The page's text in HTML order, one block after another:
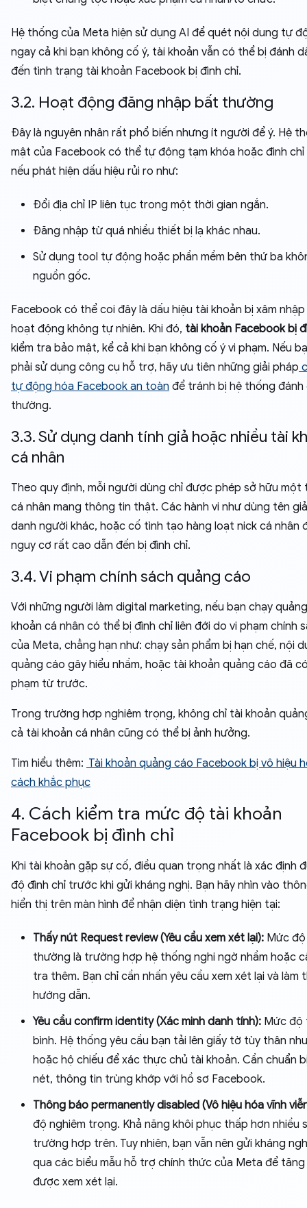
Hệ thống của Meta hiện sử dụng AI để quét nội dung tự
ngay cả khi bạn không cố ý, tài khoản vẫn có thể bị đánh
đến tình trạng tài khoản Facebook bị đình chỉ.
3.2. Hoạt động đăng nhập bất thường
Đây là nguyên nhân rất phổ biến nhưng ít người để ý. Hệ
mật của Facebook có thể tự động tạm khóa hoặc đình chỉ
nếu phát hiện dấu hiệu rủi ro như:
Đổi địa chỉ IP liên tục trong một thời gian ngắn.
Đăng nhập từ quá nhiều thiết bị lạ khác nhau.
Sử dụng tool tự động hoặc phần mềm bên thứ ba
nguồn gốc.
Facebook có thể coi đây là dấu hiệu tài khoản bị xâm
hoạt động không tự nhiên. Khi đó, tài khoản Facebook bị
kiểm tra bảo mật, kể cả khi bạn không cố ý vi phạm. Nếu
phải sử dụng công cụ hỗ trợ, hãy ưu tiên những giải pháp
tự động hóa Facebook an toàn để tránh bị hệ thống đánh
thường.
3.3. Sử dụng danh tính giả hoặc nhiều tài
cá nhân
Theo quy định, mỗi người dùng chỉ được phép sở hữu một
cá nhân mang thông tin thật. Các hành vi như dùng tên
danh người khác, hoặc cố tình tạo hàng loạt nick cá nhân
nguy cơ rất cao dẫn đến bị đình chỉ.
3.4. Vi phạm chính sách quảng cáo
Với những người làm digital marketing, nếu bạn chạy
khoản cá nhân có thể bị đình chỉ liên đới do vi phạm chính
của Meta, chẳng hạn như: chạy sản phẩm bị hạn chế, nội
quảng cáo gây hiểu nhầm, hoặc tài khoản quảng cáo đã
phạm từ trước.
Trong trường hợp nghiêm trọng, không chỉ tài khoản
cả tài khoản cá nhân cũng có thể bị ảnh hưởng.
Tìm hiểu thêm: Tài khoản quảng cáo Facebook bị vô hiệu
cách khắc phục
4. Cách kiểm tra mức độ tài khoản
Facebook bị đình chỉ
Khi tài khoản gặp sự cố, điều quan trọng nhất là xác định
độ đình chỉ trước khi gửi kháng nghị. Bạn hãy nhìn vào
hiển thị trên màn hình để nhận diện tình trạng hiện tại:
Thấy nút Request review (Yêu cầu xem xét lại): Mức
thường là trường hợp hệ thống nghi ngờ nhầm hoặc
tra thêm. Bạn chỉ cần nhấn yêu cầu xem xét lại và làm
hướng dẫn.
Yêu cầu confirm identity (Xác minh danh tính): Mức độ
bình. Hệ thống yêu cầu bạn tải lên giấy tờ tùy thân
hoặc hộ chiếu để xác thực chủ tài khoản. Cần chuẩn
nét, thông tin trùng khớp với hồ sơ Facebook.
Thông báo permanently disabled (Vô hiệu hóa vĩnh
độ nghiêm trọng. Khả năng khôi phục thấp hơn nhiều
trường hợp trên. Tuy nhiên, bạn vẫn nên gửi kháng
qua các biểu mẫu hỗ trợ chính thức của Meta để
được xem xét lại.